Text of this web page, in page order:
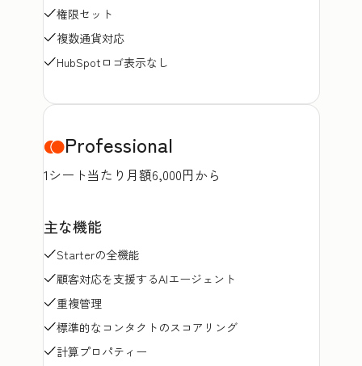
権限セット
複数通貨対応
HubSpotロゴ表示なし
Professional
1シート当たり月額6,000円から
主な機能
Starterの全機能
顧客対応を支援するAIエージェント
重複管理
標準的なコンタクトのスコアリング
計算プロパティー